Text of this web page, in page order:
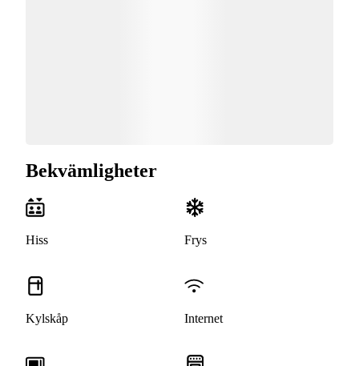
Bekvämligheter
Hiss Frys
Kylskåp Internet